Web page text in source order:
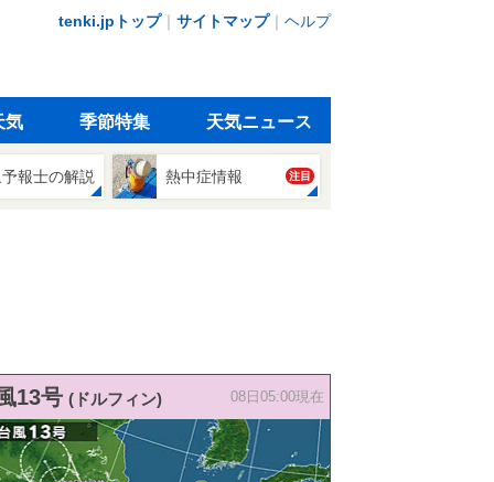
tenki.jpトップ｜ サイトマップ｜ ヘルプ
気 季節特集 天気ニュース
報士の解説 熱中症情報 注目
13号 (ドルフィン) 08日05:00現在